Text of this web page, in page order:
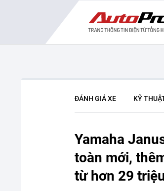
ĐÁNH GIÁ XE KỸ
Yamaha
toàn mới,
từ hơn 29